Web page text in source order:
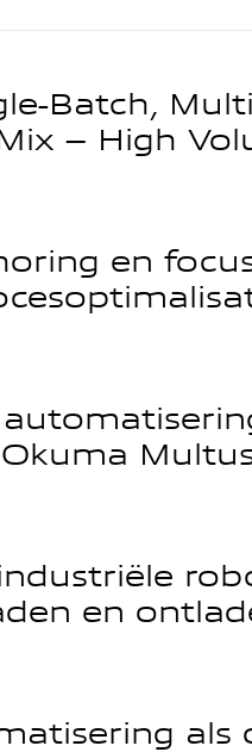
Batch,
– High
en
en
als